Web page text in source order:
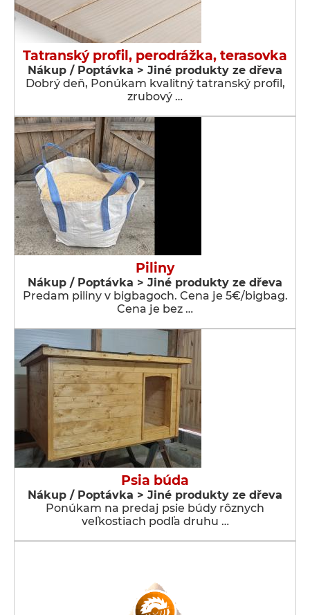
Tatranský profil, perodrážka, terasovka
Nákup / Poptávka > Jiné produkty ze dřeva
Dobrý deň, Ponúkam kvalitný tatranský profil,
zrubový …
Piliny
Nákup / Poptávka > Jiné produkty ze dřeva
Predam piliny v bigbagoch. Cena je 5€/bigbag.
Cena je bez …
Psia búda
Nákup / Poptávka > Jiné produkty ze dřeva
Ponúkam na predaj psie búdy rôznych
veľkostiach podľa druhu …